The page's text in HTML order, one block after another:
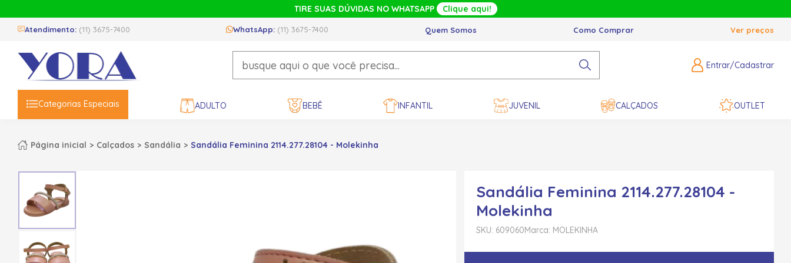
TIRE SUAS DÚVIDAS NO WHATSAPP Clique aqui!
Atendimento: (11) 3675-7400 WhatsApp: (11) 3675-7400 Quem Somos Como Comprar Ver preços
Entrar/Cadastrar
Categorias Especiais ADULTO BEBÊ INFANTIL JUVENIL CALÇADOS OUTLET
Página inicial Calçados Sandália Sandália Feminina 2114.277.28104 - Molekinha
Sandália Feminina 2114.277.28104 -
Molekinha
SKU: 609060Marca: MOLEKINHA